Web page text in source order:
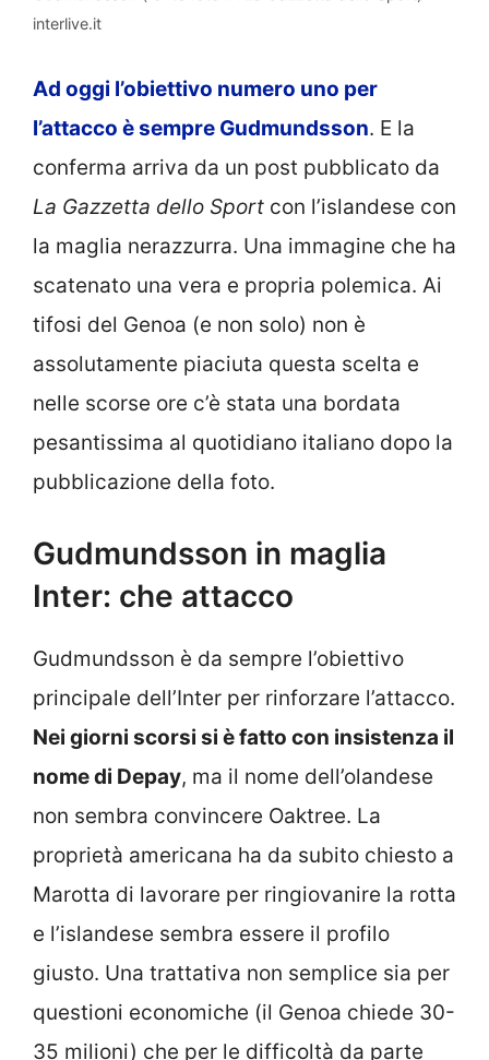
interlive.it
Ad oggi l’obiettivo numero uno per
l’attacco è sempre Gudmundsson. E la
conferma arriva da un post pubblicato da
La Gazzetta dello Sport con l’islandese con
la maglia nerazzurra. Una immagine che ha
scatenato una vera e propria polemica. Ai
tifosi del Genoa (e non solo) non è
assolutamente piaciuta questa scelta e
nelle scorse ore c’è stata una bordata
pesantissima al quotidiano italiano dopo la
pubblicazione della foto.
Gudmundsson in maglia
Inter: che attacco
Gudmundsson è da sempre l’obiettivo
principale dell’Inter per rinforzare l’attacco.
Nei giorni scorsi si è fatto con insistenza il
nome di Depay, ma il nome dell’olandese
non sembra convincere Oaktree. La
proprietà americana ha da subito chiesto a
Marotta di lavorare per ringiovanire la rotta
e l’islandese sembra essere il profilo
giusto. Una trattativa non semplice sia per
questioni economiche (il Genoa chiede 30-
35 milioni) che per le difficoltà da parte